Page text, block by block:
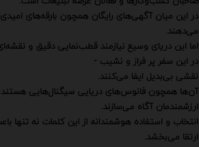
در این میان آگهی‌های رایگان همچون بارقه‌های
می‌دهند.
اما این دریای وسیع نیازمند قطب‌نمایی دقیق و
در این سفر پر فراز و نشیب -
نقشی بی‌بدیل ایفا می‌کنند.
آن‌ها همچون فانوس‌های دریایی سیگنال‌هایی
ارزشمندمان آگاه می‌سازند.
انتخاب و استفاده هوشمندانه از این کلمات نه تنها
ارتقا می‌بخشد.